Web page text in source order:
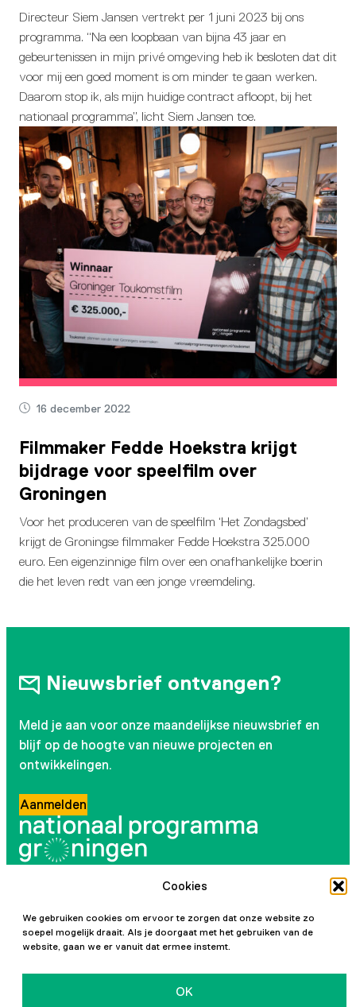
Cookies
We gebruiken cookies om ervoor te zorgen dat onze website zo
soepel mogelijk draait. Als je doorgaat met het gebruiken van de
website, gaan we er vanuit dat ermee instemt.
OK
Directeur Siem Jansen vertrekt per 1 juni 2023 bij ons
programma. “Na een loopbaan van bijna 43 jaar en
gebeurtenissen in mijn privé omgeving heb ik besloten dat dit
voor mij een goed moment is om minder te gaan werken.
Daarom stop ik, als mijn huidige contract afloopt, bij het
nationaal programma”, licht Siem Jansen toe.
16 december 2022
Filmmaker Fedde Hoekstra krijgt
bijdrage voor speelfilm over
Groningen
Voor het produceren van de speelfilm ‘Het Zondagsbed’
krijgt de Groningse filmmaker Fedde Hoekstra 325.000
euro. Een eigenzinnige film over een onafhankelijke boerin
die het leven redt van een jonge vreemdeling.
InstagramLinkedIn YouTube Facebook
Nieuwsbrief ontvangen?
Meld je aan voor onze maandelijkse nieuwsbrief en
blijf op de hoogte van nieuwe projecten en
ontwikkelingen.
Aanmelden